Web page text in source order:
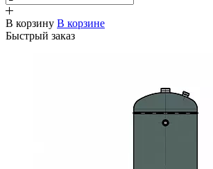
В корзину В корзине
Быстрый заказ